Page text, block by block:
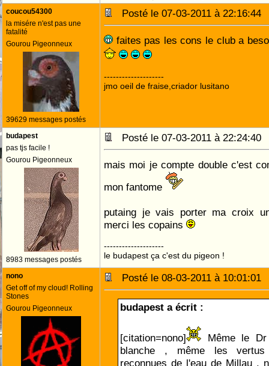
coucou54300
la misére n'est pas une
fatalité
Gourou Pigeonneux
39629 messages postés
Posté le 07-03-2011 à
faites pas les cons le club a
--------------------
jmo oeil de fraise,criador lusitano
budapest
pas tjs facile !
Gourou Pigeonneux
8983 messages postés
Posté le 07-03-2011 à
mais moi je compte double c'est
mon fantome
putaing je vais porter ma croix
merci les copains
--------------------
le budapest ça c'est du pigeon !
nono
Get off of my cloud! Rolling
Stones
Gourou Pigeonneux
Posté le 08-03-2011 à
budapest a écrit :
[citation=nono]
Même le
blanche , même les vertus
reconnues de l'eau de Millau ,